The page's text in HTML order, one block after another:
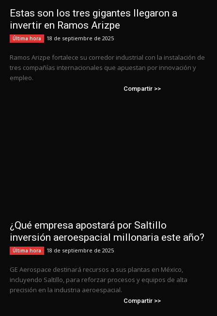
Estas son los tres gigantes llegaron a
invertir en Ramos Arizpe
Última hora 18 de septiembre de 2025
Ramos Arizpe fortalece su corredor industrial con la instalación de
tres compañías internacionales que apuestan por innovación y
empleo.
Compartir >>
¿Qué empresa apostará por Saltillo
inversión aeroespacial millonaria este año?
Última hora 18 de septiembre de 2025
GE Aerospace destinará recursos a sus plantas en México,
incluyendo Saltillo, para reforzar procesos y equipos de alta
precisión en la industria aeroespacial.
Compartir >>